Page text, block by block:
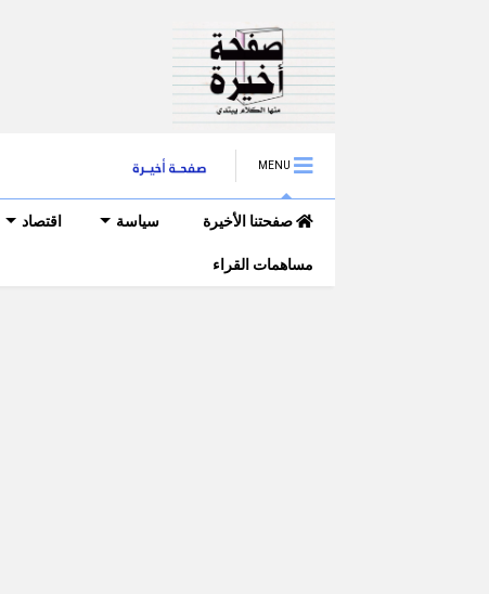
MENU
صفحتنا الأخيرة سياسة اقتصاد
مساهمات القراء